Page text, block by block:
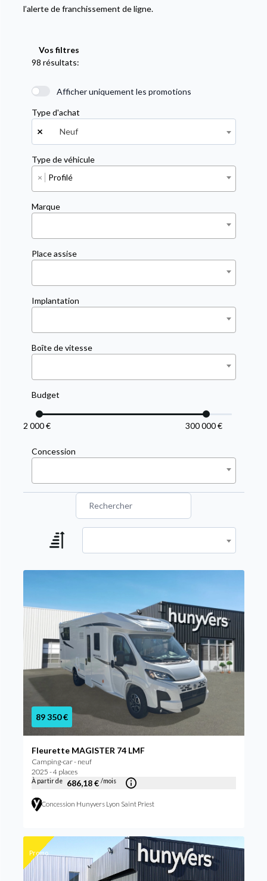
l’alerte de franchissement de ligne.
Vos filtres
98 résultats:
Afficher uniquement les promotions
Type d'achat
× Neuf
Type de véhicule
×
Profilé
Marque
Place assise
Implantation
Boîte de vitesse
Budget
2 000 € 300 000 €
Concession
89 350 €
Fleurette MAGISTER 74 LMF
Camping-car - neuf
2025 - 4 places
À partir de 686,18 € /mois
Concession Hunyvers Lyon Saint Priest
Promo